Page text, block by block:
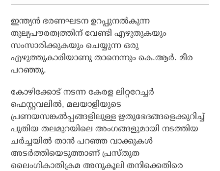
ഇന്ത്യന്‍ ഭരണഘടന ഉറപ്പുനല്‍കുന്ന
തുല്യപൗരത്വത്തിന് വേണ്ടി എഴുതുകയും
സംസാരിക്കുകയും ചെയ്യുന്ന ഒരു
എഴുത്തുകാരിയാണു താനെന്നും കെ.ആര്‍. മീര
പറഞ്ഞു.
കോഴിക്കോട് നടന്ന കേരള ലിറ്ററേച്ചര്‍
ഫെസ്റ്റവലില്‍, മലയാളിയുടെ
പ്രണയസങ്കല്‍പ്പങ്ങളിലുള്ള ഋതുഭേദങ്ങളെക്കുറിച്ച്
പുതിയ തലമുറയിലെ അംഗങ്ങളുമായി നടത്തിയ
ചര്‍ച്ചയില്‍ താന്‍ പറഞ്ഞ വാക്കുകള്‍
അടര്‍ത്തിയെടുത്താണ് പ്രസ്തുത
ലൈംഗികാതിക്രമ അനുകൂലി തനിക്കെതിരെ